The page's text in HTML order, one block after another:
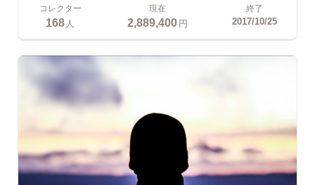
コレクター
168 人
現在
2,889,400円
終了
2017/10/25